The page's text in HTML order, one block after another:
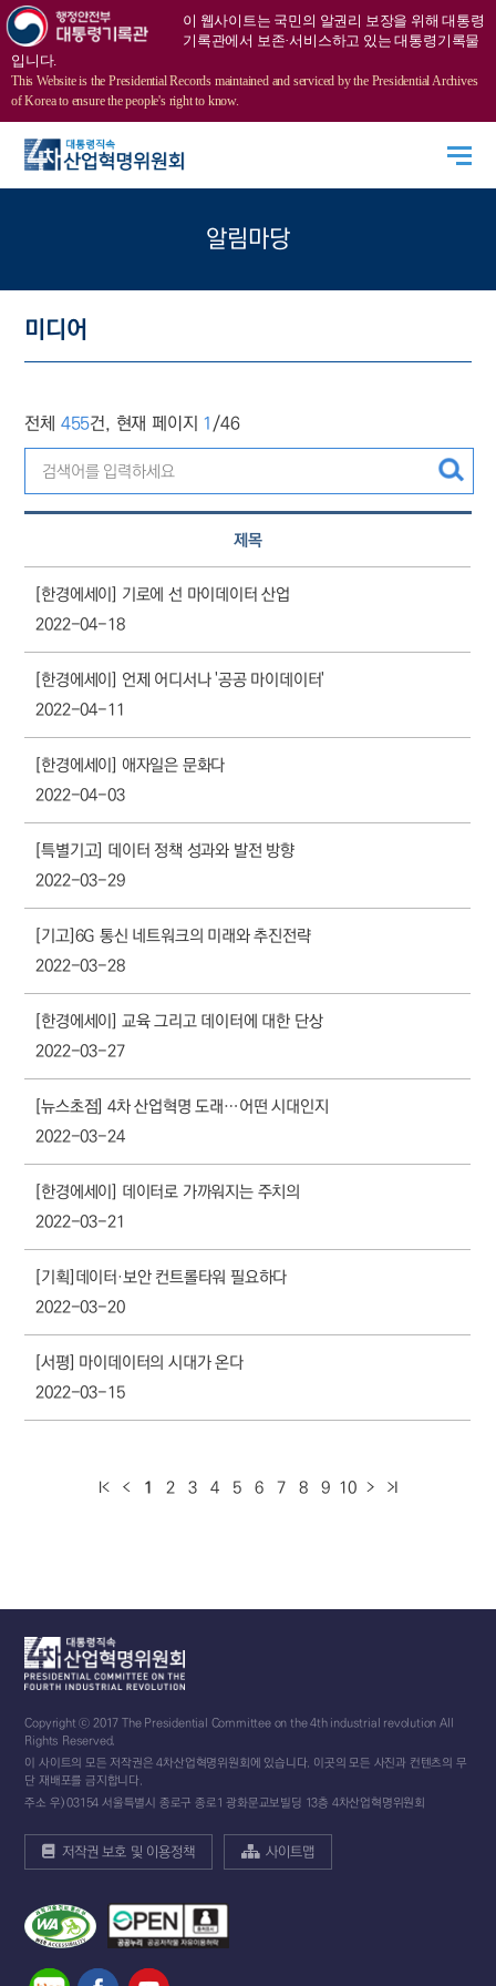
이 웹사이트는 국민의 알권리 보장을 위해 대통령
기록관에서 보존·서비스하고 있는 대통령기록물
입니다.
This Website is the Presidential Records maintained and serviced by the Presidential Archives
of Korea to ensure the people's right to know.
알림마당
미디어
전체 455건, 현재 페이지 1/46
미
디
어
시
제목
[한경에세이] 기로에 선 마이데이터 산업
2022-04-18
[한경에세이] 언제 어디서나 '공공 마이데이터'
2022-04-11
[한경에세이] 애자일은 문화다
2022-04-03
[특별기고] 데이터 정책 성과와 발전 방향
2022-03-29
[기고]6G 통신 네트워크의 미래와 추진전략
2022-03-28
[한경에세이] 교육 그리고 데이터에 대한 단상
2022-03-27
[뉴스초점] 4차 산업혁명 도래…어떤 시대인지
2022-03-24
[한경에세이] 데이터로 가까워지는 주치의
2022-03-21
[기획]데이터·보안 컨트롤타워 필요하다
2022-03-20
[서평] 마이데이터의 시대가 온다
2022-03-15
1 2 3 4 5 6 7 8 9 10
Copyright ⓒ 2017 The Presidential Committee on the 4th industrial revolution All
Rights Reserved.
이 사이트의 모든 저작권은 4차산업혁명위원회에 있습니다. 이곳의 모든 사진과 컨텐츠의 무
단 재배포를 금지합니다.
주소 우) 03154 서울특별시 종로구 종로1 광화문교보빌딩 13층 4차산업혁명위원회
저작권 보호 및 이용정책 사이트맵